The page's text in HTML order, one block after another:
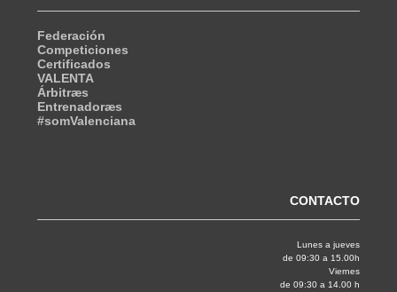
Federación
Competiciones
Certificados
VALENTA
Árbitræs
Entrenadoræs
#somValenciana
CONTACTO
Lunes a jueves
de 09:30 a 15.00h
Viernes
de 09:30 a 14.00 h